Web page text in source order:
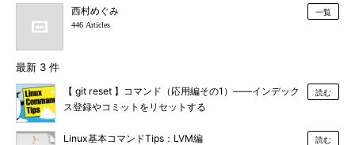
西村めぐみ
446 Articles
一覧
最新 3 件
【 git reset 】コマンド（応用編その1）――インデック
ス登録やコミットをリセットする
読む
Linux基本コマンドTips：LVM編 読む